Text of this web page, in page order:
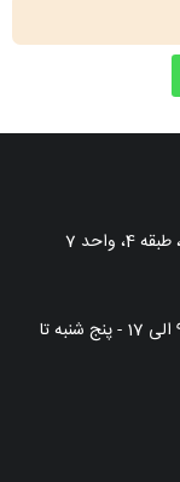
02122083926 - 02122085386 - 02122082258 (9 الی 17 - پنج شنبه تا